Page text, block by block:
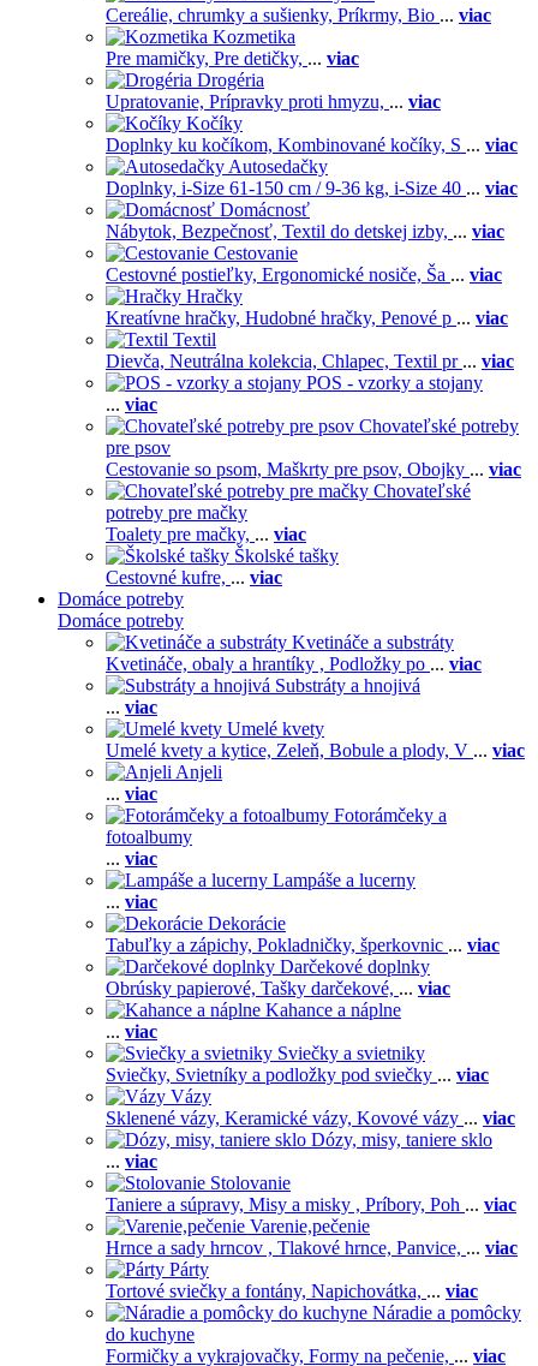
Cereálie, chrumky a sušienky, Príkrmy, Bio ... viac
Kozmetika
Pre mamičky, Pre detičky, ... viac
Drogéria
Upratovanie, Prípravky proti hmyzu, ... viac
Kočíky
Doplnky ku kočíkom, Kombinované kočíky, S ... viac
Autosedačky
Doplnky, i-Size 61-150 cm / 9-36 kg, i-Size 40 ... viac
Domácnosť
Nábytok, Bezpečnosť, Textil do detskej izby, ... viac
Cestovanie
Cestovné postieľky, Ergonomické nosiče, Ša ... viac
Hračky
Kreatívne hračky, Hudobné hračky, Penové p ... viac
Textil
Dievča, Neutrálna kolekcia, Chlapec, Textil pr ... viac
POS - vzorky a stojany
... viac
Chovateľské potreby
pre psov
Cestovanie so psom, Maškrty pre psov, Obojky ... viac
Chovateľské
potreby pre mačky
Toalety pre mačky, ... viac
Školské tašky
Cestovné kufre, ... viac
Domáce potreby
Domáce potreby
Kvetináče a substráty
Kvetináče, obaly a hrantíky , Podložky po ... viac
Substráty a hnojivá
... viac
Umelé kvety
Umelé kvety a kytice, Zeleň, Bobule a plody, V ... viac
Anjeli
... viac
Fotorámčeky a
fotoalbumy
... viac
Lampáše a lucerny
... viac
Dekorácie
Tabuľky a zápichy, Pokladničky, šperkovnic ... viac
Darčekové doplnky
Obrúsky papierové, Tašky darčekové, ... viac
Kahance a náplne
... viac
Sviečky a svietniky
Sviečky, Svietníky a podložky pod sviečky ... viac
Vázy
Sklenené vázy, Keramické vázy, Kovové vázy ... viac
Dózy, misy, taniere sklo
... viac
Stolovanie
Taniere a súpravy, Misy a misky , Príbory, Poh ... viac
Varenie,pečenie
Hrnce a sady hrncov , Tlakové hrnce, Panvice, ... viac
Párty
Tortové sviečky a fontány, Napichovátka, ... viac
Náradie a pomôcky
do kuchyne
Formičky a vykrajovačky, Formy na pečenie, ... viac